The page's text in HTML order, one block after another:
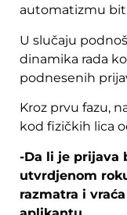
automatizmu
U slučaju
dinamika rada
podnesenih
Kroz prvu fazu,
kod fizičkih lica
-Da li je prijava
utvrdjenom
razmatra i